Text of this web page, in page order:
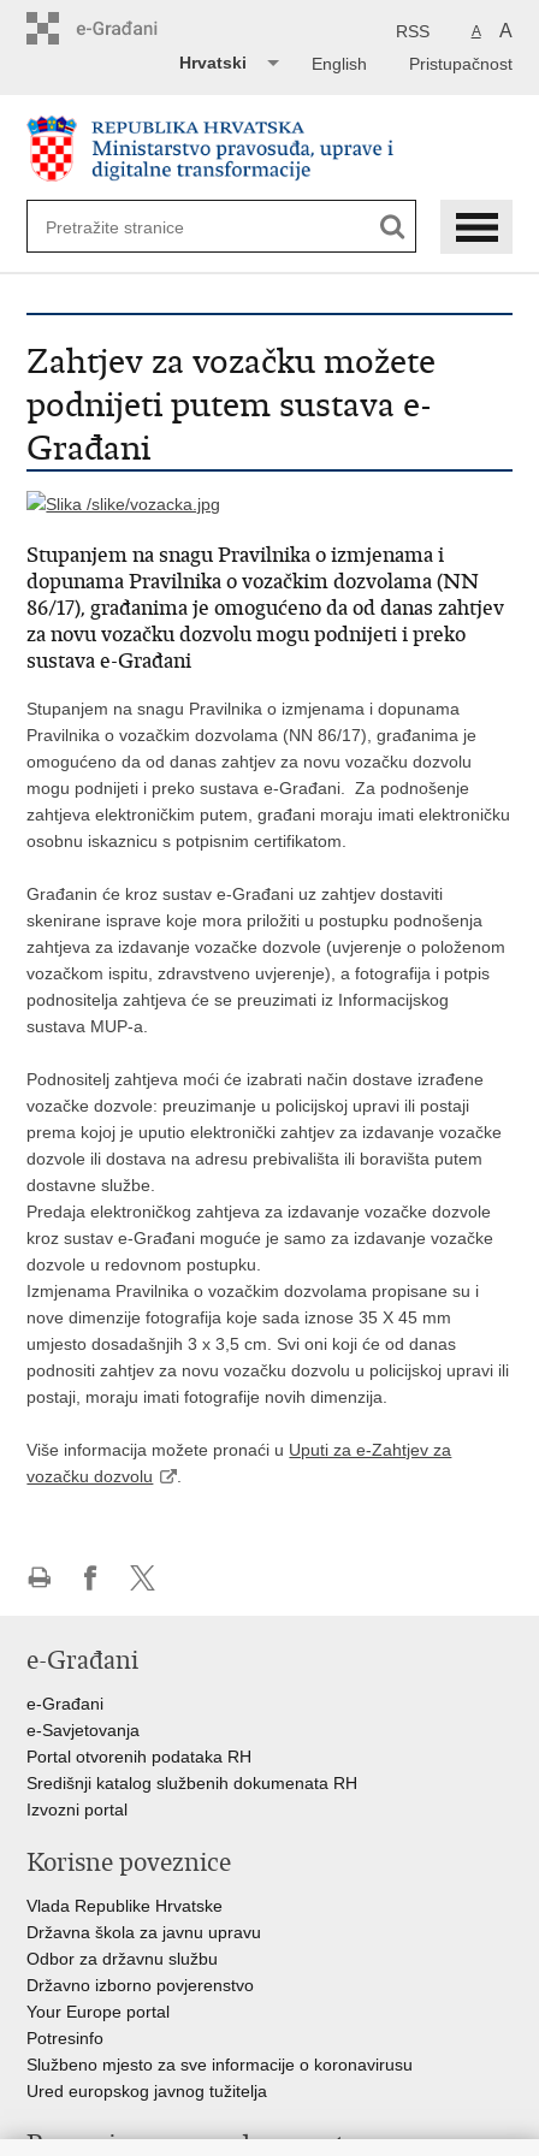
A A
RSS
Pristupačnost
English
Hrvatski
Zahtjev za vozačku možete
podnijeti putem sustava e-
Građani
Stupanjem na snagu Pravilnika o izmjenama i
dopunama Pravilnika o vozačkim dozvolama (NN
86/17), građanima je omogućeno da od danas zahtjev
za novu vozačku dozvolu mogu podnijeti i preko
sustava e-Građani
Stupanjem na snagu Pravilnika o izmjenama i dopunama
Pravilnika o vozačkim dozvolama (NN 86/17), građanima je
omogućeno da od danas zahtjev za novu vozačku dozvolu
mogu podnijeti i preko sustava e-Građani. Za podnošenje
zahtjeva elektroničkim putem, građani moraju imati elektroničku
osobnu iskaznicu s potpisnim certifikatom.
Građanin će kroz sustav e-Građani uz zahtjev dostaviti
skenirane isprave koje mora priložiti u postupku podnošenja
zahtjeva za izdavanje vozačke dozvole (uvjerenje o položenom
vozačkom ispitu, zdravstveno uvjerenje), a fotografija i potpis
podnositelja zahtjeva će se preuzimati iz Informacijskog
sustava MUP-a.
Podnositelj zahtjeva moći će izabrati način dostave izrađene
vozačke dozvole: preuzimanje u policijskoj upravi ili postaji
prema kojoj je uputio elektronički zahtjev za izdavanje vozačke
dozvole ili dostava na adresu prebivališta ili boravišta putem
dostavne službe.
Predaja elektroničkog zahtjeva za izdavanje vozačke dozvole
kroz sustav e-Građani moguće je samo za izdavanje vozačke
dozvole u redovnom postupku.
Izmjenama Pravilnika o vozačkim dozvolama propisane su i
nove dimenzije fotografija koje sada iznose 35 X 45 mm
umjesto dosadašnjih 3 x 3,5 cm. Svi oni koji će od danas
podnositi zahtjev za novu vozačku dozvolu u policijskoj upravi ili
postaji, moraju imati fotografije novih dimenzija.
Više informacija možete pronaći u Uputi za e-Zahtjev za
vozačku dozvolu
.
FacebookuTwitteru
e-Građani
e-Građani
e-Savjetovanja
Portal otvorenih podataka RH
Središnji katalog službenih dokumenata RH
Izvozni portal
Korisne poveznice
Vlada Republike Hrvatske
Državna škola za javnu upravu
Odbor za državnu službu
Državno izborno povjerenstvo
Your Europe portal
Potresinfo
Službeno mjesto za sve informacije o koronavirusu
Ured europskog javnog tužitelja
Poveznice pravosudnog sustava